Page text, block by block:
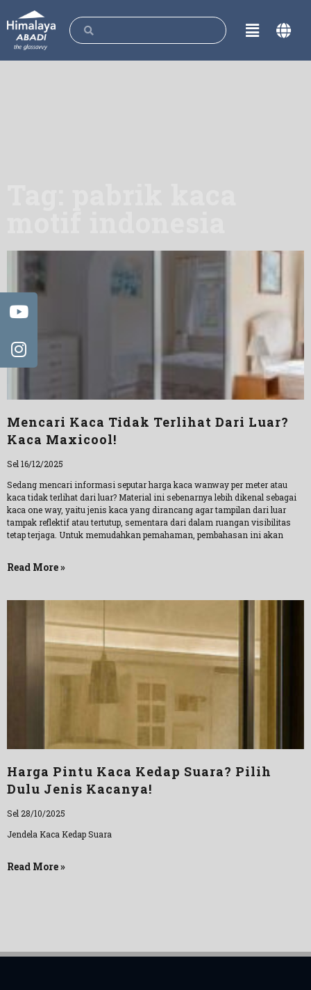
Mencari Kaca Tidak Terlihat Dari Luar?
Kaca Maxicool!
Sel 16/12/2025
Sedang mencari informasi seputar harga kaca wanway per meter atau
kaca tidak terlihat dari luar? Material ini sebenarnya lebih dikenal sebagai
kaca one way, yaitu jenis kaca yang dirancang agar tampilan dari luar
tampak reflektif atau tertutup, sementara dari dalam ruangan visibilitas
tetap terjaga. Untuk memudahkan pemahaman, pembahasan ini akan
Read More »
Harga Pintu Kaca Kedap Suara? Pilih
Dulu Jenis Kacanya!
Sel 28/10/2025
Jendela Kaca Kedap Suara
Read More »